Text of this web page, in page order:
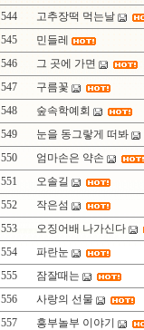
544
고추장떡 먹는날
545
민들레
546
그 곳에 가면
547
구름꽃
548
숲속학예회
549
눈을 동그랗게 떠봐
550
엄마손은 약손
551
오솔길
552
작은섬
553
오징어배 나가신다
554
파란눈
555
잠잘때는
556
사랑의 선물
557
흥부놀부 이야기